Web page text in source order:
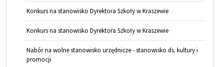
Konkurs na stanowisko Dyrektora Szkoły w Kraszewie
Konkurs na stanowisko Dyrektora Szkoły w Kraszewie
Nabór na wolne stanowisko urzędnicze - stanowisko ds. kultury i
promocji